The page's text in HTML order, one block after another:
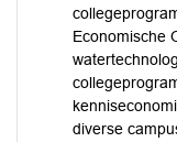
Economische
diverse